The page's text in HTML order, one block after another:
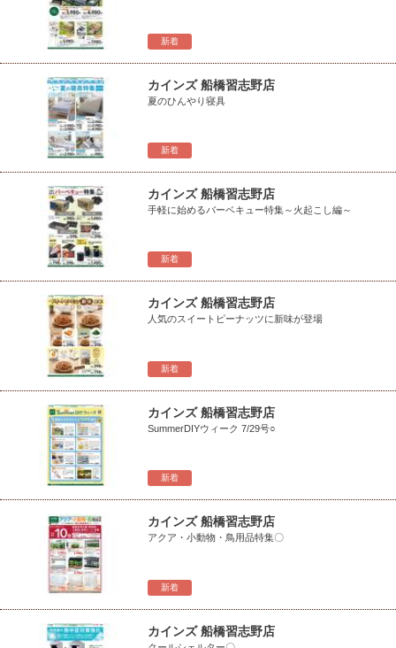
新着
新着
カインズ 船橋習志野店
夏のひんやり寝具
新着
カインズ 船橋習志野店
手軽に始めるバーベキュー特集～火起こし編～
新着
カインズ 船橋習志野店
人気のスイートピーナッツに新味が登場
新着
カインズ 船橋習志野店
SummerDIYウィーク 7/29号○
新着
カインズ 船橋習志野店
アクア・小動物・鳥用品特集〇
カインズ 船橋習志野店